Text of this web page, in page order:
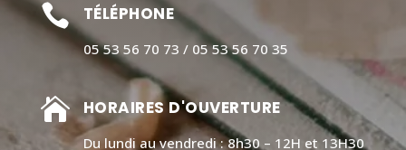
 TÉLÉPHONE
05 53 56 70 73 / 05 53 56 70 35
 HORAIRES D'OUVERTURE
Du lundi au vendredi : 8h30 – 12H et 13H30